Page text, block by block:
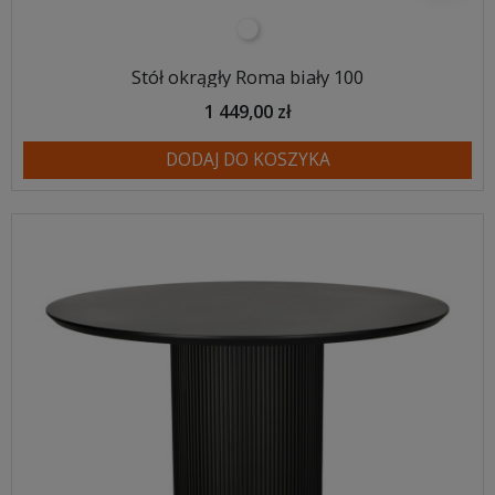
Stół okrągły Roma biały 100
1 449,00 zł
DODAJ DO KOSZYKA